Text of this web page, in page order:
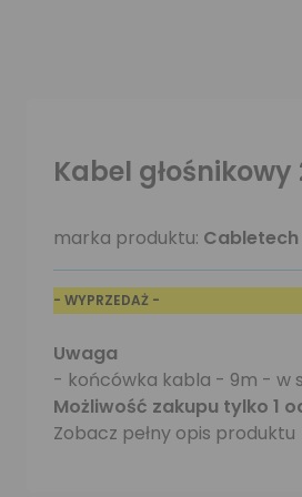
Kabel
marka produktu: Cabletech
- WYPRZEDAŻ -
Uwaga
- końcówka kabla - 9m - w
Możliwość zakupu tylko 1
Zobacz pełny opis produktu